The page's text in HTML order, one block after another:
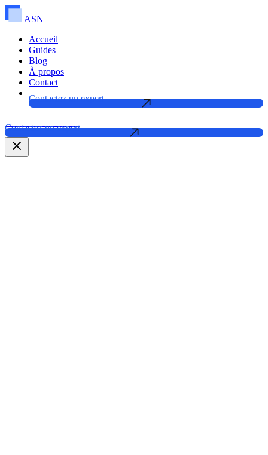
ASN
Accueil
Guides
Blog
À propos
Contact
Contactez un expert
Contactez un expert